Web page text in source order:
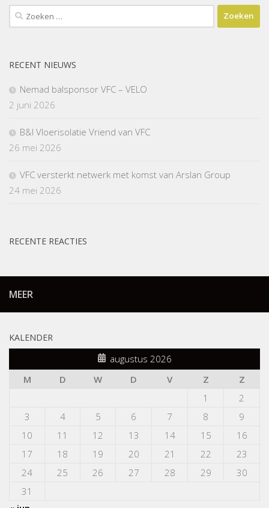
Zoeken
naar:
RECENT NIEUWS
Nemad balsponsor VFC – VELO
2 juni 2026
B&I Vloerisolatie Vriend van VFC
26 mei 2026
VFC versterkt netwerk met komst van Arslan Group
24 mei 2026
RECENTE REACTIES
MEER
KALENDER
augustus 2026
M
D W D V Z
Z
1
2
3
4 5 6 7 8
9
10
11 12 13 14 15
16
17
18 19 20 21 22
23
24
25 26 27 28 29
30
31